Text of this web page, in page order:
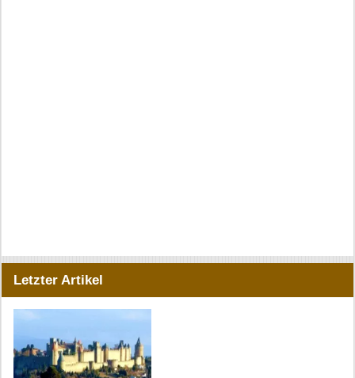
Letzter Artikel